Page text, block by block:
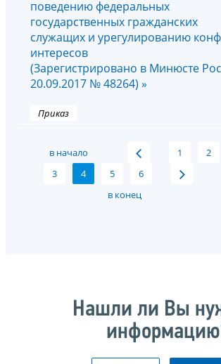
поведению федеральных
государственных гражданских
служащих и урегулированию
интересов
(Зарегистрировано в Минюсте
20.09.2017 № 48264) »
Приказ
в начало 1
2
3
4 5
6
в конец
Нашли ли Вы